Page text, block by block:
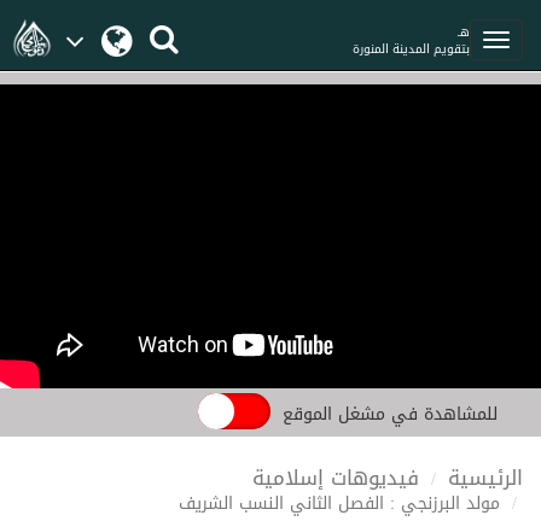
هـ
بتقويم المدينة المنورة
للمشاهدة في مشغل الموقع
الرئيسية فيديوهات إسلامية
مولد البرزنجي : الفصل الثاني النسب الشريف